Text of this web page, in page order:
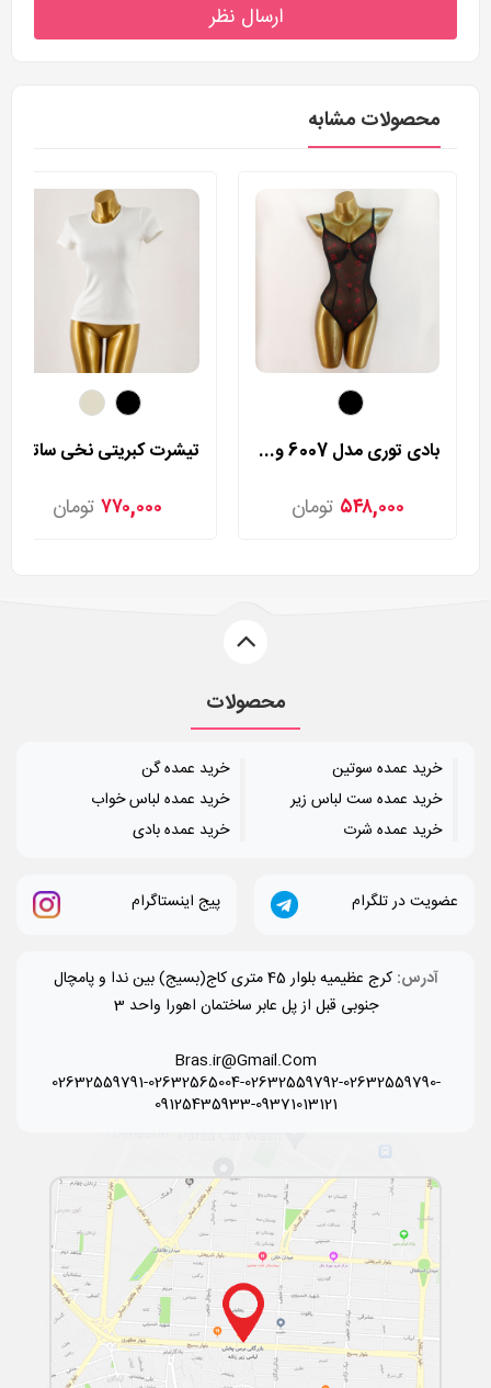
ارسال نظر
محصولات مشابه
بادی توری مدل 6007 ویولت مدل 6007
۵۴۸,۰۰۰ تومان ۷۷۰,۰۰۰ تومان
محصولات
خرید عمده سوتین
خرید عمده ست لباس زیر
خرید عمده شرت
خرید عمده گن
خرید عمده لباس خواب
خرید عمده بادی
عضویت در تلگرام پیج اینستاگرام
آدرس:
کرج عظیمیه بلوار 45 متری کاج(بسیج) بین ندا و پامچال
جنوبی قبل از پل عابر ساختمان اهورا واحد 3
Bras.ir@Gmail.Com
02632559791-02632565004-02632559792-02632559790-
09125435933-09371013121